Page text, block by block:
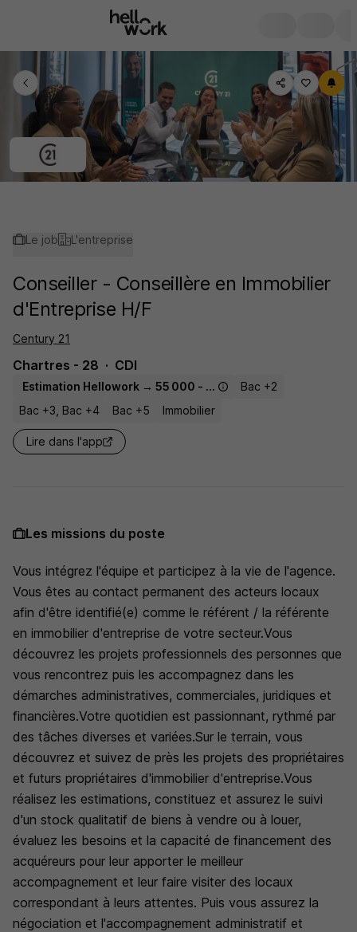
Le job L'entreprise
Conseiller - Conseillère en Immobilier
d'Entreprise H/F
Century 21
Chartres - 28 CDI
Estimation Hellowork → 55 000 - 60 000 € / an
Bac +2
Bac +3, Bac +4
Bac +5 Immobilier
Lire dans l'app
Les missions du poste
Vous intégrez l'équipe et participez à la vie de l'agence.
Vous êtes au contact permanent des acteurs locaux
afin d'être identifié(e) comme le référent / la référente
en immobilier d'entreprise de votre secteur.Vous
découvrez les projets professionnels des personnes que
vous rencontrez puis les accompagnez dans les
démarches administratives, commerciales, juridiques et
financières.Votre quotidien est passionnant, rythmé par
des tâches diverses et variées.Sur le terrain, vous
découvrez et suivez de près les projets des propriétaires
et futurs propriétaires d'immobilier d'entreprise.Vous
réalisez les estimations, constituez et assurez le suivi
d'un stock qualitatif de biens à vendre ou à louer,
évaluez les besoins et la capacité de financement des
acquéreurs pour leur apporter le meilleur
accompagnement et leur faire visiter des locaux
correspondant à leurs attentes. Puis vous assurez la
négociation et l'accompagnement administratif et